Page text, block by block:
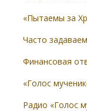
«Пытаемы за
Часто
Финансовая
«Голос
Радио «Голос